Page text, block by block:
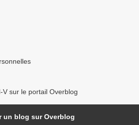
V sur le portail Overblog
un blog sur Overblog